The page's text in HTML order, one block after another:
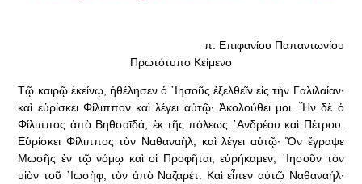
π. Επιφανίου Παπαντωνίου
Πρωτότυπο Κείμενο
Τῷ καιρῷ ἐκείνῳ, ἠθέλησεν ὁ ᾿Ιησοῦς ἐξελθεῖν εἰς τὴν Γαλιλαίαν·
καὶ εὑρίσκει Φίλιππον καὶ λέγει αὐτῷ· Ἀκολούθει μοι. Ἦν δὲ ὁ
Φίλιππος ἀπὸ Βηθσαῑδά, ἐκ τῆς πόλεως ᾿Ανδρέου καὶ Πέτρου.
Εὑρίσκει Φίλιππος τὸν Ναθαναὴλ, καὶ λέγει αὐτῷ· Ὅν ἔγραψε
Μωσῆς ἐν τῷ νόμῳ καὶ οἱ Προφῆται, εὑρήκαμεν, ᾿Ιησοῦν τὸν
υἱὸν τοῦ ᾿Ιωσὴφ, τὸν ἀπὸ Ναζαρέτ. Καὶ εἶπεν αὐτῷ Ναθαναήλ·